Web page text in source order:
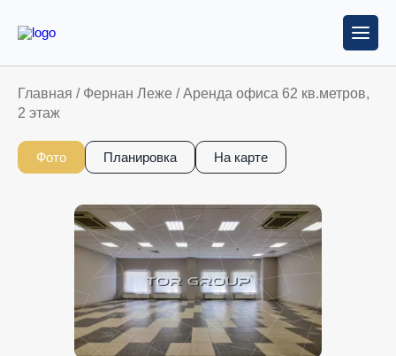
Главная / Фернан Леже /Аренда офиса 62 кв.метров,
2 этаж
Фото Планировка На карте